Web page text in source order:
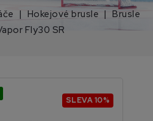
Hokejové brusle
Brusle
Fly30 SR
SLEVA 10%